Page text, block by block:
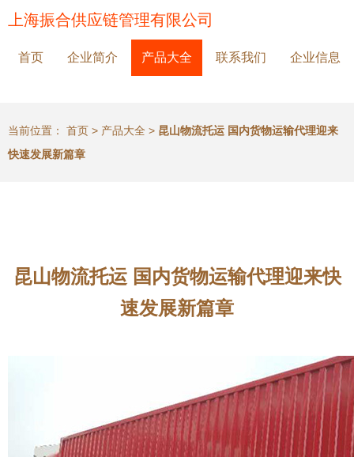
上海振合供应链管理有限公司
首页 企业简介 产品大全 联系我们 企业信息
当前位置： 首页 > 产品大全 > 昆山物流托运 国内货物运输代理迎来
快速发展新篇章
昆山物流托运 国内货物运输代理迎来快
速发展新篇章